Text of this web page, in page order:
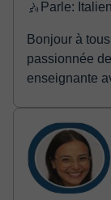
Bonjour à
passionnée
enseignante